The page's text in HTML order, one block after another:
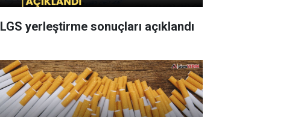
LGS yerleştirme sonuçları açıklandı